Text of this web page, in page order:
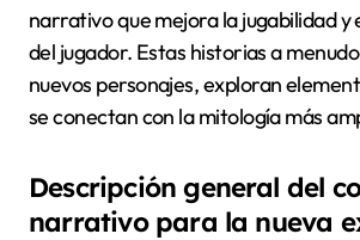
narrativo que mejora la jugabilidad y
del jugador. Estas historias a
nuevos personajes, exploran
se conectan con la mitología más
Descripción general del
narrativo para la nueva